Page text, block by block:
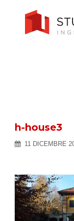
h-house3
11 DICEMBRE